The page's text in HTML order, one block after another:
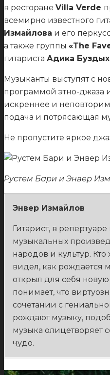
в ресторане Villa Verde
всемирно известного
Измайлова и его
а также группы «The
гитариста Адика
Музыканты выступят с
программой этно-джаза
искреннее и
подача и потрясающая
Не пропустите яркое
Рустем Бари и Энвер
Энвер Измайлов
Гитарист, в
музыкальных
народов и культур.
видел, как рождается
открыл для себя новую
понимает, что
сочетании с
рождают музыку,
музыка олицетворяет
чудо.